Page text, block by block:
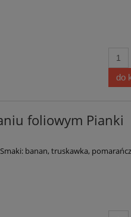
do
foliowym Pianki
banan, truskawka,